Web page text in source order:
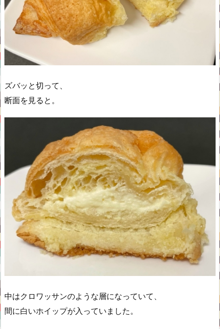
ズバッと切って、
断面を見ると。
中はクロワッサンのような層になっていて、
間に白いホイップが入っていました。